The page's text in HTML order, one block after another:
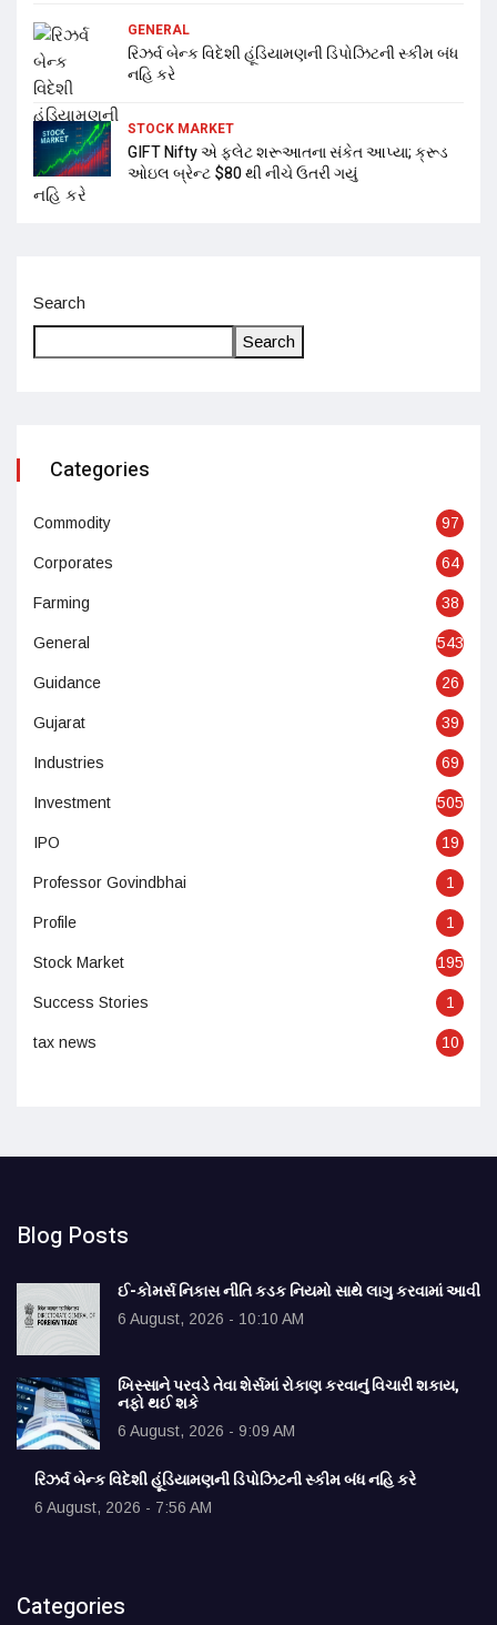
GENERAL
રિઝર્વ બેન્ક વિદેશી હૂંડિયામણની ડિપોઝિટની સ્કીમ બંધ
નહિ કરે
STOCK MARKET
GIFT Nifty એ ફ્લેટ શરૂઆતના સંકેત આપ્યા; ક્રૂડ
ઓઇલ બ્રેન્ટ $80 થી નીચે ઉતરી ગયું
Search
Search
Categories
Commodity 97
Corporates 64
Farming 38
General 543
Guidance 26
Gujarat 39
Industries 69
Investment 505
IPO 19
Professor Govindbhai 1
Profile 1
Stock Market 195
Success Stories 1
tax news 10
Blog Posts
ઈ-કોમર્સ નિકાસ નીતિ કડક નિયમો સાથે લાગુ કરવામાં આવી
6 August, 2026 - 10:10 AM
ખિસ્સાને પરવડે તેવા શેર્સમાં રોકાણ કરવાનું વિચારી શકાય,
નફો થઈ શકે
6 August, 2026 - 9:09 AM
રિઝર્વ બેન્ક વિદેશી હૂંડિયામણની ડિપોઝિટની સ્કીમ બંધ નહિ કરે
6 August, 2026 - 7:56 AM
Categories